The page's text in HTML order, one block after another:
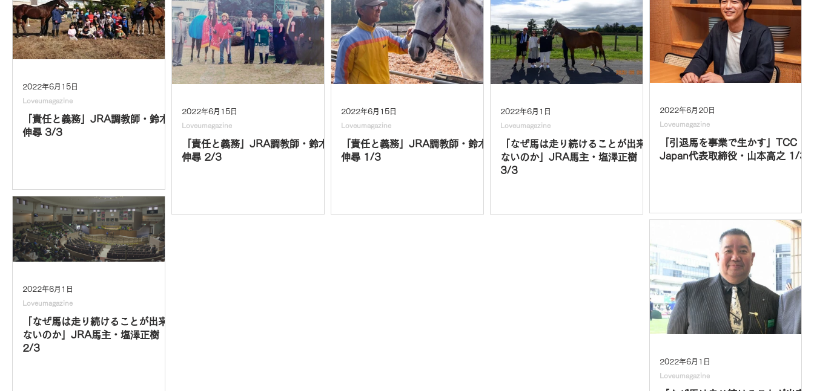
「引退馬を事業で生かす」TCC
Japan代表取締役・山本高之 1/3
Loveumagazine
2022年6月20日
「責任と義務」JRA調教師・鈴木
伸尋 3/3
Loveumagazine
2022年6月15日
「責任と義務」JRA調教師・鈴木
伸尋 2/3
Loveumagazine
2022年6月15日
「責任と義務」JRA調教師・鈴木
伸尋 1/3
Loveumagazine
2022年6月15日
「なぜ馬は走り続けることが出来
ないのか」JRA馬主・塩澤正樹
3/3
Loveumagazine
2022年6月1日
「なぜ馬は走り続けることが出来
ないのか」JRA馬主・塩澤正樹
2/3
Loveumagazine
2022年6月1日
Loveumagazine
2022年6月1日